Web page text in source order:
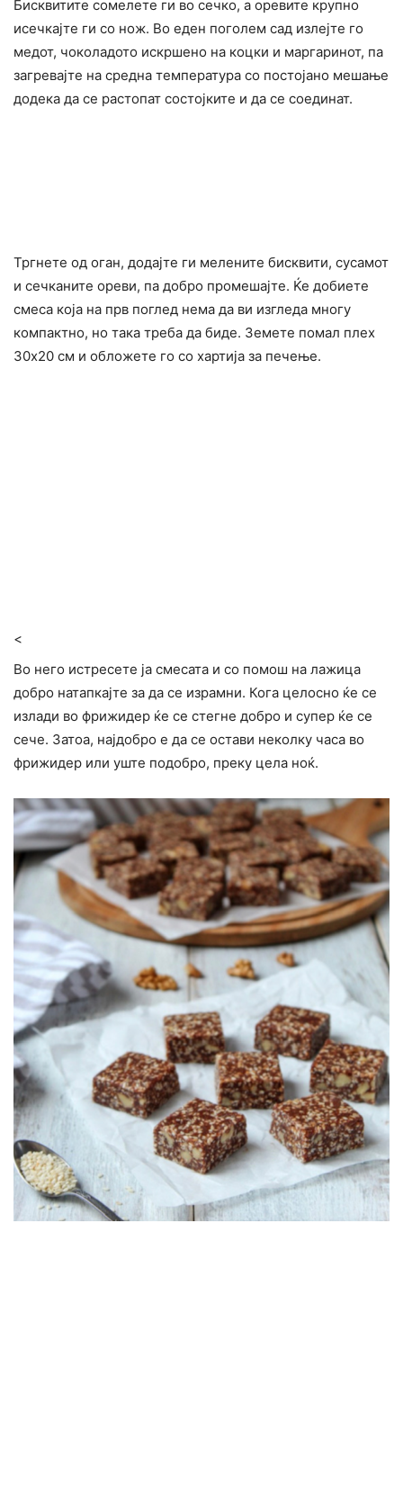
Бисквитите сомелете ги во сечко, а оревите крупно
исечкајте ги со нож. Во еден поголем сад излејте го
медот, чоколадото искршено на коцки и маргаринот, па
загревајте на средна температура со постојано мешање
додека да се растопат состојките и да се соединат.
Тргнете од оган, додајте ги мелените бисквити, сусамот
и сечканите ореви, па добро промешајте. Ќе добиете
смеса која на прв поглед нема да ви изгледа многу
компактно, но така треба да биде. Земете помал плех
30х20 см и обложете го со хартија за печење.
<
Во него истресете ја смесата и со помош на лажица
добро натапкајте за да се израмни. Кога целосно ќе се
излади во фрижидер ќе се стегне добро и супер ќе се
сече. Затоа, најдобро е да се остави неколку часа во
фрижидер или уште подобро, преку цела ноќ.